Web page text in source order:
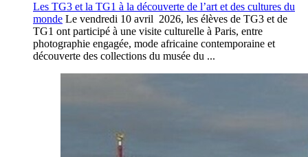
Les TG3 et la TG1 à la découverte de l’art et des cultures du
monde Le vendredi 10 avril 2026, les élèves de TG3 et de
TG1 ont participé à une visite culturelle à Paris, entre
photographie engagée, mode africaine contemporaine et
découverte des collections du musée du ...